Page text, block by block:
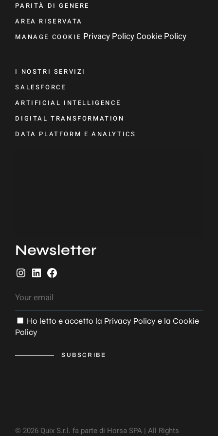
PARITÀ DI GENERE
AREA RISERVATA
MANAGE COOKIE Privacy Policy Cookie Policy
I NOSTRI SERVIZI
SALESFORCE
ARTIFICIAL INTELLIGENCE
DIGITAL TRANSFORMATION
DATA PLATFORM E ANALYTICS
Newsletter
Ho letto e accetto la Privacy Policy e laCookie
Policy
SUBSCRIBE
© 2026 Quix S.r.l. fa parte di Horsa SPA | All Rights